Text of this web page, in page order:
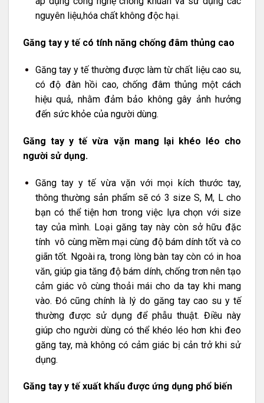
nguyên liệu,hóa chất không độc hại.
Găng tay y tế có tính năng chống đâm thủng cao
Găng tay y tế thường được làm từ chất liệu cao su,
có độ đàn hồi cao, chống đâm thủng một cách
hiệu quả, nhằm đảm bảo không gây ảnh hưởng
đến sức khỏe của người dùng.
Găng tay y tế vừa vặn mang lại khéo léo cho
người sử dụng.
Găng tay y tế vừa vặn với mọi kích thước tay,
thông thường sản phẩm sẽ có 3 size S, M, L cho
bạn có thể tiện hơn trong việc lựa chọn với size
tay của mình. Loại găng tay này còn sở hữu đặc
tính vô cùng mềm mại cùng độ bám dính tốt và co
giãn tốt. Ngoài ra, trong lòng bàn tay còn có in hoa
văn, giúp gia tăng độ bám dính, chống trơn nên tạo
cảm giác vô cùng thoải mái cho da tay khi mang
vào. Đó cũng chính là lý do găng tay cao su y tế
thường được sử dụng để phẫu thuật. Điều này
giúp cho người dùng có thể khéo léo hơn khi đeo
găng tay, mà không có cảm giác bị cản trở khi sử
dụng.
Găng tay y tế xuất khẩu được ứng dụng phổ biến